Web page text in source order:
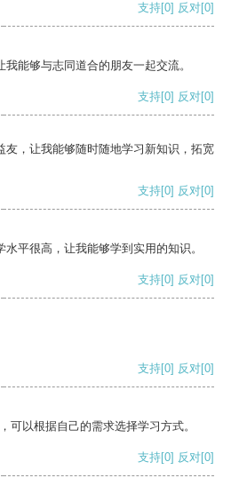
支持[0] 反对[0]
能够与志同道合的朋友一起交流。
支持[0] 反对[0]
友，让我能够随时随地学习新知识，拓宽
支持[0] 反对[0]
平很高，让我能够学到实用的知识。
支持[0] 反对[0]
支持[0] 反对[0]
可以根据自己的需求选择学习方式。
支持[0] 反对[0]